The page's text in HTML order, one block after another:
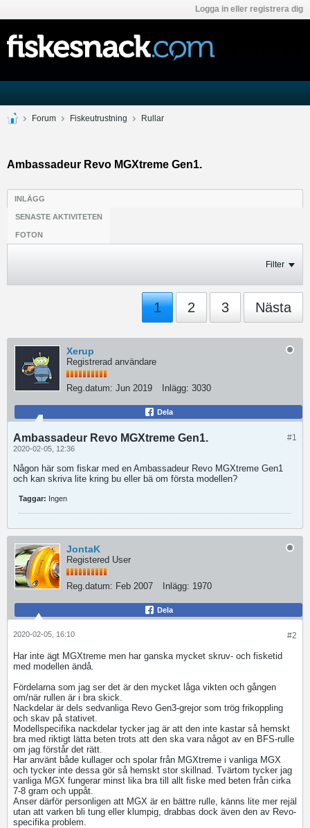
Logga in eller registrera dig
Forum Fiskeutrustning Rullar
Ambassadeur Revo MGXtreme Gen1.
INLÄGG
SENASTE AKTIVITETEN
FOTON
Filter
1 2 3 Nästa
Xerup
Registrerad användare
Reg.datum: Jun 2019 Inlägg: 3030
Dela
#1
Ambassadeur Revo MGXtreme Gen1.
2020-02-05, 12:36
Någon här som fiskar med en Ambassadeur Revo MGXtreme Gen1
och kan skriva lite kring bu eller bä om första modellen?
Taggar: Ingen
JontaK
Registered User
Reg.datum: Feb 2007 Inlägg: 1970
Dela
#2
2020-02-05, 16:10
Har inte ägt MGXtreme men har ganska mycket skruv- och fisketid
med modellen ändå.
Fördelarna som jag ser det är den mycket låga vikten och gången
om/när rullen är i bra skick.
Nackdelar är dels sedvanliga Revo Gen3-grejor som trög frikoppling
och skav på stativet.
Modellspecifika nackdelar tycker jag är att den inte kastar så hemskt
bra med riktigt lätta beten trots att den ska vara något av en BFS-rulle
om jag förstår det rätt.
Har använt både kullager och spolar från MGXtreme i vanliga MGX
och tycker inte dessa gör så hemskt stor skillnad. Tvärtom tycker jag
vanliga MGX fungerar minst lika bra till allt fiske med beten från cirka
7-8 gram och uppåt.
Anser därför personligen att MGX är en bättre rulle, känns lite mer rejäl
utan att varken bli tung eller klumpig, drabbas dock även den av Revo-
specifika problem.